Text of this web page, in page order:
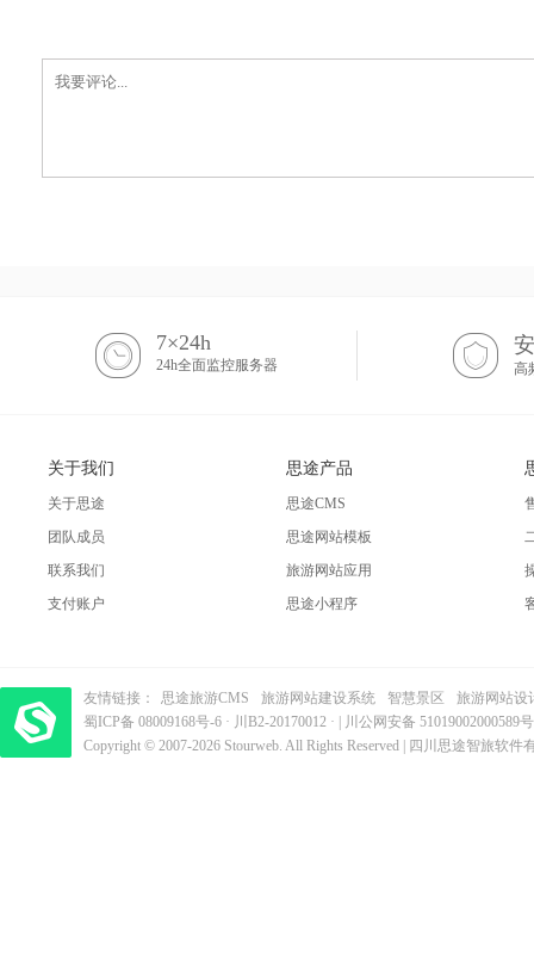
7×24h
24h全面监控服务器 高
关于我们
关于思途
团队成员
联系我们
支付账户
思途产品
思途CMS
思途网站模板
旅游网站应用
思途小程序
友情链接： 思途旅游CMS 旅游网站建设系统 智慧景区
旅游网站设
梦旅程酒店管理系统
​| 运营支持：创旅云营销​
蜀ICP备 08009168号-6 · 川B2-20170012 · |
川公网安备 51019002000589号
Copyright © 2007-2026 Stourweb. All Rights Reserved | 四川思途智旅软件